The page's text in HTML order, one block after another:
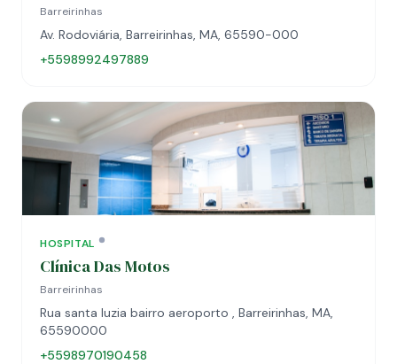
Barreirinhas
Av. Rodoviária, Barreirinhas, MA, 65590-000
+5598992497889
HOSPITAL
Clínica Das Motos
Barreirinhas
Rua santa luzia bairro aeroporto , Barreirinhas, MA,
65590000
+5598970190458